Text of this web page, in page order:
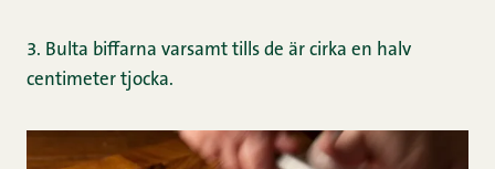
3. Bulta biffarna varsamt tills de är cirka en halv
centimeter tjocka.